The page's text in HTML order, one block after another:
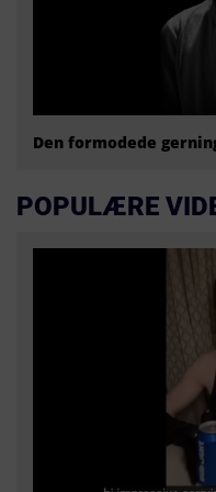
Den formodede
POPULÆRE